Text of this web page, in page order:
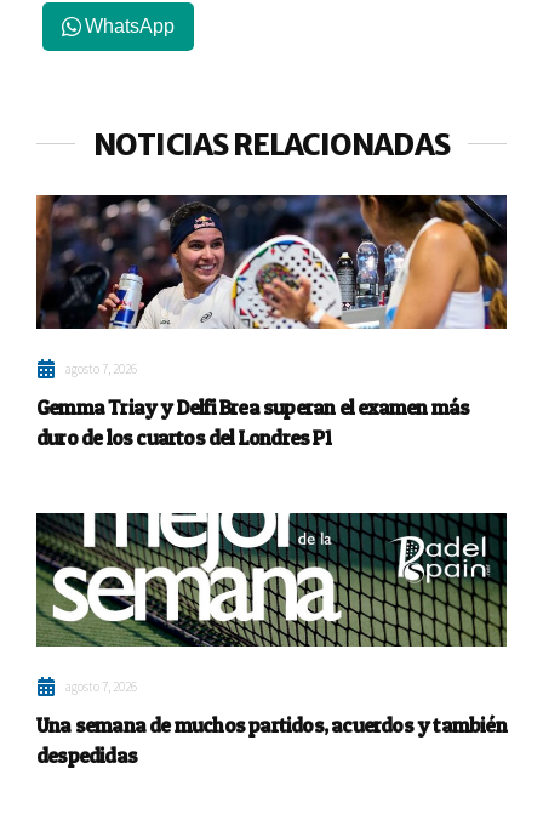
WhatsApp
NOTICIAS RELACIONADAS
agosto 7, 2026
Gemma Triay y Delfi Brea superan el examen más
duro de los cuartos del Londres P1
agosto 7, 2026
Una semana de muchos partidos, acuerdos y también
despedidas